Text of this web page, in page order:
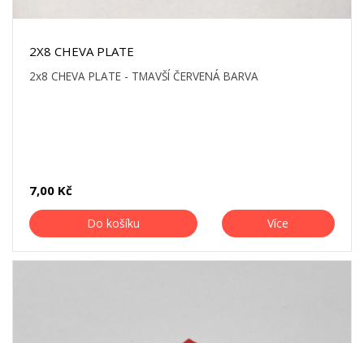
2X8 CHEVA PLATE
2x8 CHEVA PLATE - TMAVŠÍ ČERVENÁ BARVA
7,00 Kč
Do košíku Více